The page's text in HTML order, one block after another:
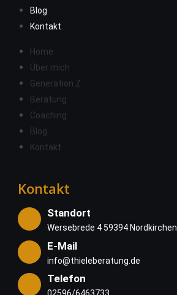
Blog
Kontakt
Home
Über mich
Generation Z
Beratung
Coaching
Blog
Kontakt
Kontakt
Standort
Wersebrede 4 59394 Nordkirchen
E-Mail
info@thieleberatung.de
Telefon